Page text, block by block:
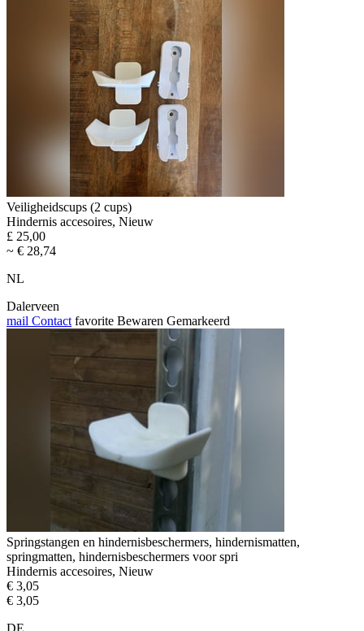
Veiligheidscups (2 cups)
Hindernis accesoires, Nieuw
£ 25,00
~ € 28,74
NL
Dalerveen
mail Contact favorite Bewaren Gemarkeerd
Springstangen en hindernisbeschermers, hindernismatten,
springmatten, hindernisbeschermers voor spri
Hindernis accesoires, Nieuw
€ 3,05
€ 3,05
DE